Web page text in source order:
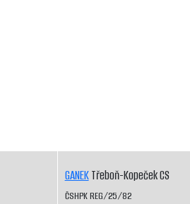
GANEKTřeboň-Kopeček CS
ČSHPK REG/25/82